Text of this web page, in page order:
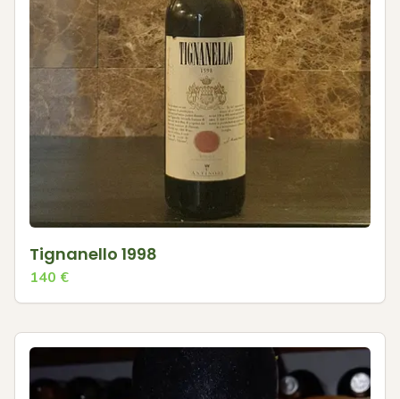
Tignanello 1998
140 €